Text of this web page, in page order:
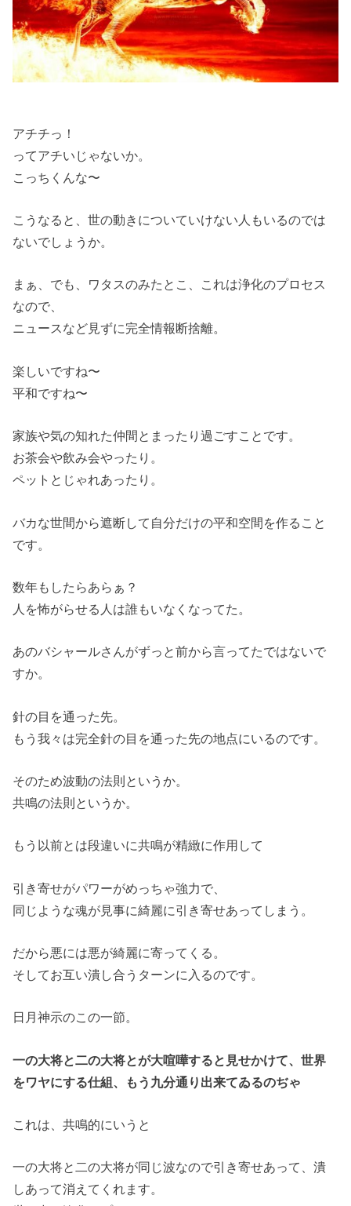
アチチっ！
ってアチいじゃないか。
こっちくんな〜
こうなると、世の動きについていけない人もいるのでは
ないでしょうか。
まぁ、でも、ワタスのみたとこ、これは浄化のプロセス
なので、
ニュースなど見ずに完全情報断捨離。
楽しいですね〜
平和ですね〜
家族や気の知れた仲間とまったり過ごすことです。
お茶会や飲み会やったり。
ペットとじゃれあったり。
バカな世間から遮断して自分だけの平和空間を作ること
です。
数年もしたらあらぁ？
人を怖がらせる人は誰もいなくなってた。
あのバシャールさんがずっと前から言ってたではないで
すか。
針の目を通った先。
もう我々は完全針の目を通った先の地点にいるのです。
そのため波動の法則というか。
共鳴の法則というか。
もう以前とは段違いに共鳴が精緻に作用して
引き寄せがパワーがめっちゃ強力で、
同じような魂が見事に綺麗に引き寄せあってしまう。
だから悪には悪が綺麗に寄ってくる。
そしてお互い潰し合うターンに入るのです。
日月神示のこの一節。
一の大将と二の大将とが大喧嘩すると見せかけて、世界
をワヤにする仕組、もう九分通り出来てゐるのぢゃ
これは、共鳴的にいうと
一の大将と二の大将が同じ波なので引き寄せあって、潰
しあって消えてくれます。